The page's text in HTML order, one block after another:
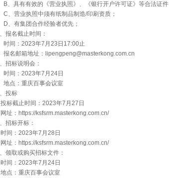
具有有效的《营业执照》、《银行开户许可证》等合法证件
营业执照中须有纸制品制造/印刷资质；
有集团合作经验者优先；
报名截止时间：
间：2023年7月23日17:00止
名邮箱地址：lipengpeng@masterkong.com.cn
招标说明会：
间：2023年7月24日
点：重庆百事会议室
投标
标截止时间：2023年7月27日
址：https://ksfsrm.masterkong.com.cn/
招标开标：
间：2023年7月28日
址：https://ksfsrm.masterkong.com.cn/
领取或购买招标文件：
间：2023年7月24日
点：重庆百事会议室